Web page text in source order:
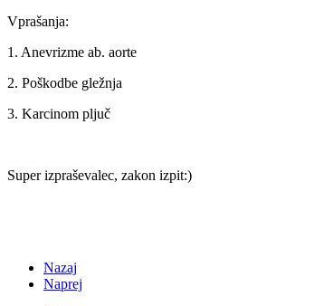
Vprašanja:
1. Anevrizme ab. aorte
2. Poškodbe gležnja
3. Karcinom pljuč
Super izpraševalec, zakon izpit:)
Nazaj
Naprej